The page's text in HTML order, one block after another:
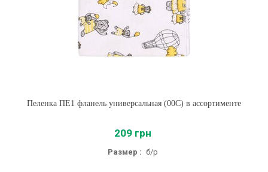
Пеленка ПЕ1 фланель универсальная (00C) в ассортименте
209 грн
Размер : б/р